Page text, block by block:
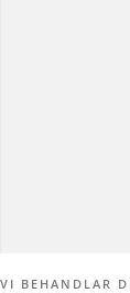
VI BEHANDLAR